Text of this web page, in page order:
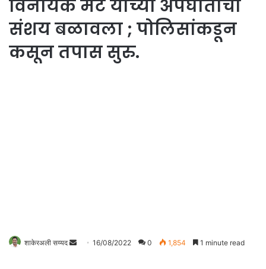
विनायक मेटे यांच्या अपघाताचा
संशय बळावला ; पोलिसांकडून
कसून तपास सुरु.
शाकेरअली सय्यद
Send16/08/2022 0 1,854 1 minute read